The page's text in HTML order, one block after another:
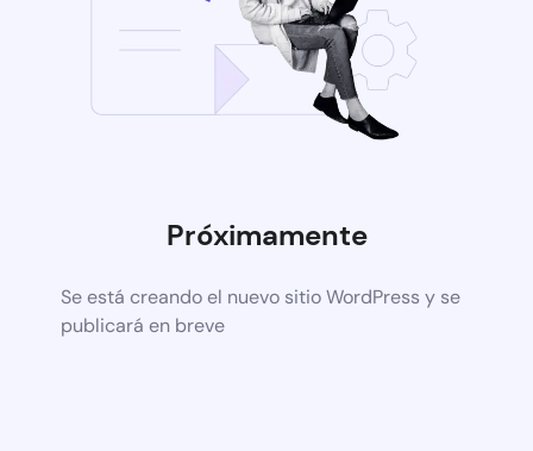
Próximamente
Se está creando el nuevo sitio WordPress y se
publicará en breve